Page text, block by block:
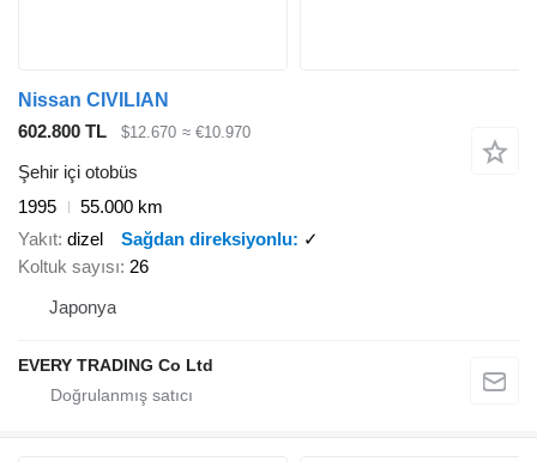
Nissan CIVILIAN
602.800 TL
$12.670 ≈ €10.970
Şehir içi otobüs
1995
55.000 km
Yakıt dizel Sağdan direksiyonlu
✓
Koltuk sayısı 26
Japonya
EVERY TRADING Co Ltd